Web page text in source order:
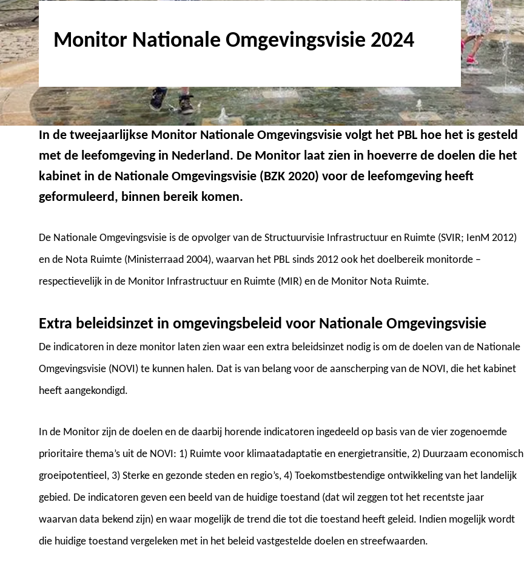
Monitor Nationale Omgevingsvisie 2024
In de tweejaarlijkse Monitor Nationale Omgevingsvisie volgt het PBL hoe het is gesteld
met de leefomgeving in Nederland. De Monitor laat zien in hoeverre de doelen die het
kabinet in de Nationale Omgevingsvisie (BZK 2020) voor de leefomgeving heeft
geformuleerd, binnen bereik komen.
De Nationale Omgevingsvisie is de opvolger van de Structuurvisie Infrastructuur en Ruimte (SVIR; IenM 2012)
en de Nota Ruimte (Ministerraad 2004), waarvan het PBL sinds 2012 ook het doelbereik monitorde –
respectievelijk in de Monitor Infrastructuur en Ruimte (MIR) en de Monitor Nota Ruimte.
Extra beleidsinzet in omgevingsbeleid voor Nationale Omgevingsvisie
De indicatoren in deze monitor laten zien waar een extra beleidsinzet nodig is om de doelen van de Nationale
Omgevingsvisie (NOVI) te kunnen halen. Dat is van belang voor de aanscherping van de NOVI, die het kabinet
heeft aangekondigd.
In de Monitor zijn de doelen en de daarbij horende indicatoren ingedeeld op basis van de vier zogenoemde
prioritaire thema’s uit de NOVI: 1) Ruimte voor klimaatadaptatie en energietransitie, 2) Duurzaam economisch
groeipotentieel, 3) Sterke en gezonde steden en regio’s, 4) Toekomstbestendige ontwikkeling van het landelijk
gebied. De indicatoren geven een beeld van de huidige toestand (dat wil zeggen tot het recentste jaar
waarvan data bekend zijn) en waar mogelijk de trend die tot die toestand heeft geleid. Indien mogelijk wordt
die huidige toestand vergeleken met in het beleid vastgestelde doelen en streefwaarden.